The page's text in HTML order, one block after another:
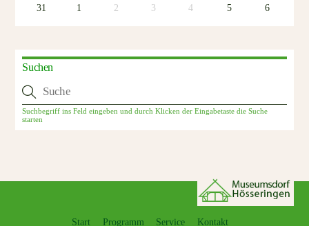
31
1 2 3 4 5 6
Suchen
Start Programm Service Kontakt